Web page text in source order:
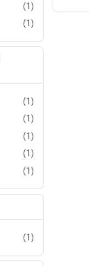
(1)
(1)
(1)
(1)
(1)
(1)
(1)
(1)
una